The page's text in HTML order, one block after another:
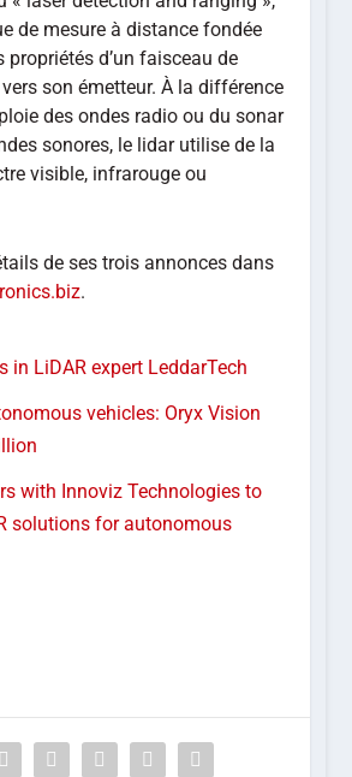
de mesure à distance fondée
propriétés d’un faisceau de
vers son émetteur. À la différence
des ondes radio ou du sonar
sonores, le lidar utilise de la
visible, infrarouge ou
de ses trois annonces dans
.
in LiDAR expert LeddarTech
vehicles: Oryx Vision
with Innoviz Technologies to
solutions for autonomous